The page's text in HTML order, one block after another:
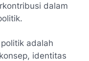
dalam
adalah
identitas